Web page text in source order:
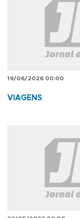
19/06/2026 00:00
VIAGENS